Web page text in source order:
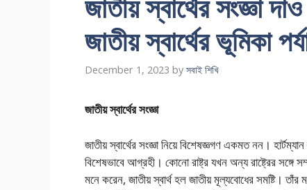
জাতীয় স্বার্থের ভূমিকা
December 1, 2023 by সবাই শিখি
জাতীয় স্বার্থের সংজ্ঞা
জাতীয় স্বার্থের সংজ্ঞা নিয়ে বিশেষজ্ঞগণ একমত নন।
বিশেষভাবে আগ্রহী। কোনো রাষ্ট্র যখন অন্য রাষ্ট্রের সঙ্গে
মনে করেন, জাতীয় স্বার্থ হল জাতীয় মূল্যবোধের সমষ্টি।